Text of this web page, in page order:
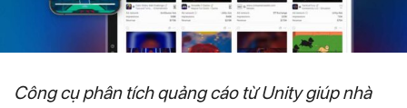
Công cụ phân tích quảng cáo từ Unity giúp nhà